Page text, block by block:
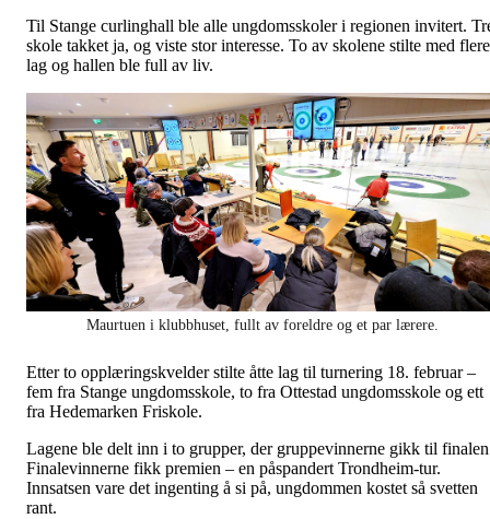
Til Stange curlinghall ble alle ungdomsskoler i regionen invitert.
skole takket ja, og viste stor interesse. To av skolene stilte med flere
lag og hallen ble full av liv.
Maurtuen i klubbhuset, fullt av foreldre og et par lærere.
Etter to opplæringskvelder stilte åtte lag til turnering 18. februar –
fem fra Stange ungdomsskole, to fra Ottestad ungdomsskole og ett
fra Hedemarken Friskole.
Lagene ble delt inn i to grupper, der gruppevinnerne gikk til
Finalevinnerne fikk premien – en påspandert Trondheim-tur.
Innsatsen vare det ingenting å si på, ungdommen kostet så svetten
rant.